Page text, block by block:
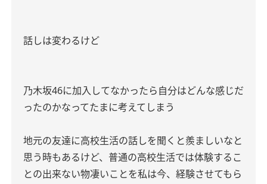
話しは変わるけど
乃木坂46に加入してなかったら自分はどんな感じだ
ったのかなってたまに考えてしまう
地元の友達に高校生活の話しを聞くと羨ましいなと
思う時もあるけど、普通の高校生活では体験するこ
との出来ない物凄いことを私は今、経験させてもら